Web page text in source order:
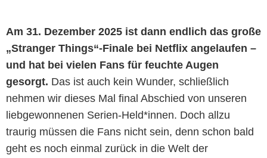
Am 31. Dezember 2025 ist dann endlich das große
„Stranger Things“-Finale bei Netflix angelaufen –
und hat bei vielen Fans für feuchte Augen
gesorgt. Das ist auch kein Wunder, schließlich
nehmen wir dieses Mal final Abschied von unseren
liebgewonnenen Serien-Held*innen. Doch allzu
traurig müssen die Fans nicht sein, denn schon bald
geht es noch einmal zurück in die Welt der